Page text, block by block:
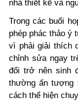
nhà thiết kế và
Trong các buổi
phép phác thảo ý
vì phải giải thích
chỉnh sửa ngay
đổi trở nên sinh
thường ấn tượng
cách thể hiện